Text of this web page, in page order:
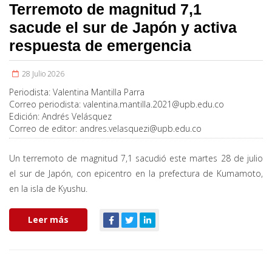
Terremoto de magnitud 7,1
sacude el sur de Japón y activa
respuesta de emergencia
28 Julio 2026
Periodista: Valentina Mantilla Parra
Correo periodista: valentina.mantilla.2021@upb.edu.co
Edición: Andrés Velásquez
Correo de editor: andres.velasquezi@upb.edu.co
Un terremoto de magnitud 7,1 sacudió este martes 28 de julio
el sur de Japón, con epicentro en la prefectura de Kumamoto,
en la isla de Kyushu.
Leer más